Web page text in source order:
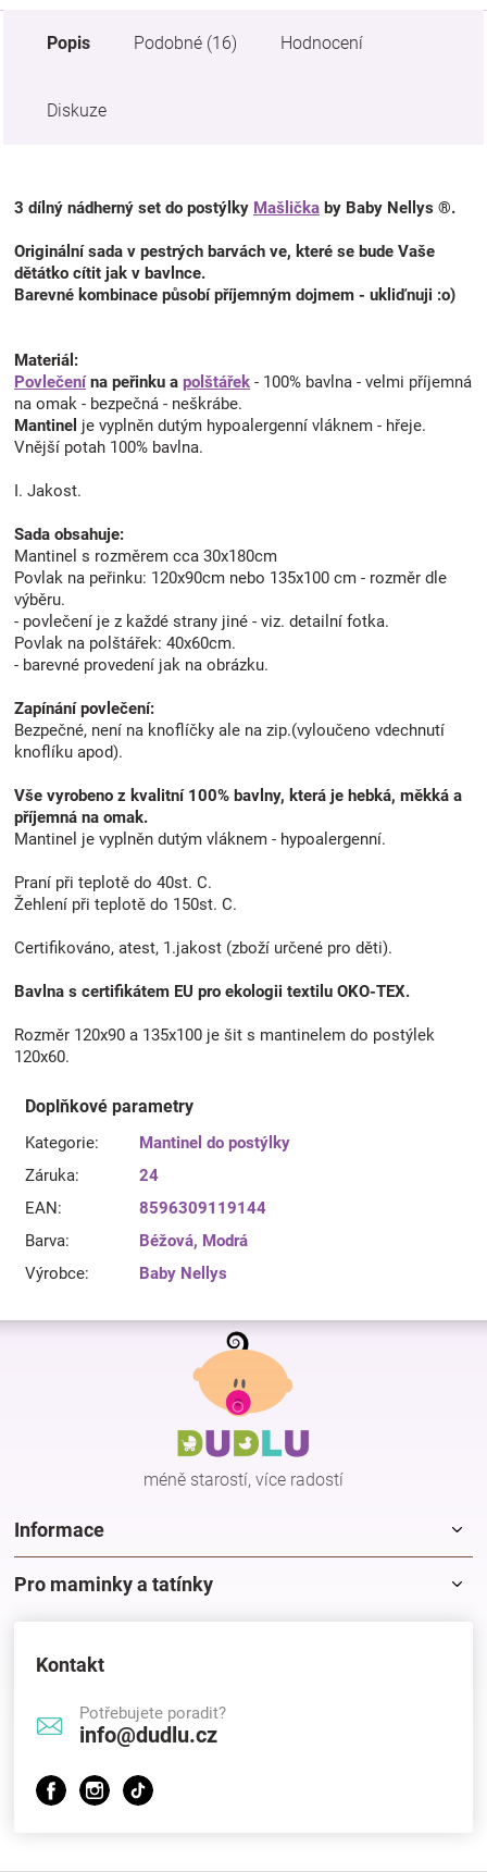
Popis Podobné (16) Hodnocení
Diskuze
3 dílný nádherný set do postýlky Mašlička by Baby Nellys ®.
Originální sada v pestrých barvách ve, které se bude Vaše
dětátko cítit jak v bavlnce.
Barevné kombinace působí příjemným dojmem - ukliďnuji :o)
Materiál:
Povlečenína peřinku a polštářek - 100% bavlna - velmi příjemná
na omak - bezpečná - neškrábe.
Mantinel je vyplněn dutým hypoalergenní vláknem - hřeje.
Vnější potah 100% bavlna.
I. Jakost.
Sada obsahuje:
Mantinel s rozměrem cca 30x180cm
Povlak na peřinku: 120x90cm nebo 135x100 cm - rozměr dle
výběru.
- povlečení je z každé strany jiné - viz. detailní fotka.
Povlak na polštářek: 40x60cm.
- barevné provedení jak na obrázku.
Zapínání povlečení:
Bezpečné, není na knoflíčky ale na zip.(vyloučeno vdechnutí
knoflíku apod).
Vše vyrobeno z kvalitní 100% bavlny, která je hebká, měkká a
příjemná na omak.
Mantinel je vyplněn dutým vláknem - hypoalergenní.
Praní při teplotě do 40st. C.
Žehlení při teplotě do 150st. C.
Certifikováno, atest, 1.jakost (zboží určené pro děti).
Bavlna s certifikátem EU pro ekologii textilu OKO-TEX.
Rozměr 120x90 a 135x100 je šit s mantinelem do postýlek
120x60.
Doplňkové parametry
Kategorie:
Mantinel do postýlky
Záruka:
24
EAN:
8596309119144
Barva: Béžová, Modrá
Výrobce: Baby Nellys
Z
méně starostí, více radostí
Informace
Pro maminky a tatínky
Kontakt
Potřebujete poradit?
info@dudlu.cz